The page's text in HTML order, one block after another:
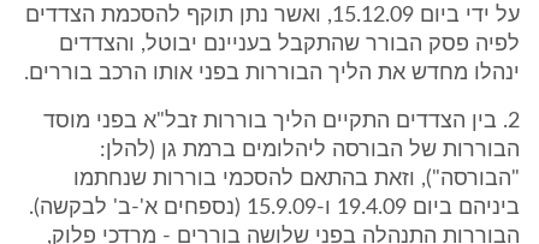
על ידי ביום 15.12.09, ואשר נתן תוקף להסכמת הצדדים
לפיה פסק הבורר שהתקבל בעניינם יבוטל, והצדדים
ינהלו מחדש את הליך הבוררות בפני אותו הרכב בוררים.
2. בין הצדדים התקיים הליך בוררות זבל"א בפני מוסד
הבוררות של הבורסה ליהלומים ברמת גן (להלן:
"הבורסה"), וזאת בהתאם להסכמי בוררות שנחתמו
ביניהם ביום 19.4.09 ו-15.9.09 (נספחים א'-ב' לבקשה).
הבוררות התנהלה בפני שלושה בוררים - מרדכי פלוק,